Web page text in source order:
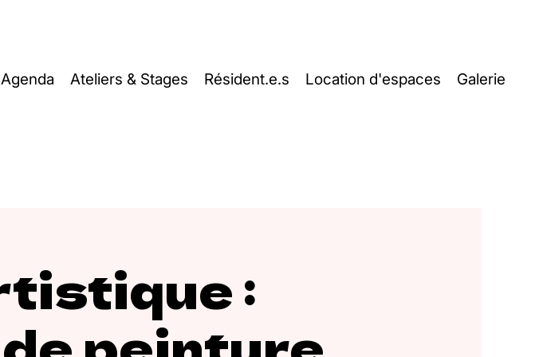
Agenda Ateliers & Stages Résident.e.s Location d'espaces Galerie
: